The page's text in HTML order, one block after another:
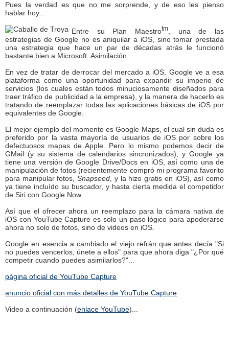
Pues la verdad es que no me sorprende, y de eso les pienso
hablar hoy...
Entre su Plan Maestrotm
, una de las
estrategias de Google no es aniquilar a iOS, sino tomar prestada
una estrategia que hace un par de décadas atrás le funcionó
bastante bien a Microsoft: Asimilación.
En vez de tratar de derrocar del mercado a iOS, Google ve a esa
plataforma como una oportunidad para expandir su imperio de
servicios (los cuales están todos minuciosamente diseñados para
traer tráfico de publicidad a la empresa), y la manera de hacerlo es
tratando de reemplazar todas las aplicaciones básicas de iOS por
equivalentes de Google.
El mejor ejemplo del momento es Google Maps, el cual sin duda es
preferido por la vasta mayoría de usuarios de iOS por sobre los
defectuosos mapas de Apple. Pero lo mismo podemos decir de
GMail (y su sistema de calendarios sincronizados), y Google ya
tiene una versión de Google Drive/Docs en iOS, así como una de
manipulación de fotos (recientemente compró mi programa favorito
para manipular fotos,Snapseed , y la hizo gratis en iOS), así como
ya tiene incluído su buscador, y hasta cierta medida el competidor
de Siri con Google Now.
Así que el ofrecer ahora un reemplazo para la cámara nativa de
iOS con YouTube Capture es solo un paso lógico para apoderarse
ahora no solo de fotos, sino de videos en iOS.
Google en esencia a cambiado el viejo refrán que antes decía "Si
no puedes vencerlos, únete a ellos" para que ahora diga "¿Por qué
competir cuando puedes asimilarlos?"...
página oficial de YouTube Capture
anuncio oficial con más detalles de YouTube Capture
Video a continuación (enlace YouTube)...